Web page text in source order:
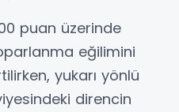
puan üzerinde
eğilimini
yukarı yönlü
direncin